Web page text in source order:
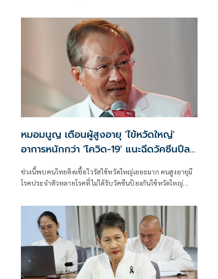
หมอมนูญ เตือนผู้สูงอายุ 'ไข้หวัดใหญ่'
อาการหนักกว่า 'โควิด-19' แนะฉีดวัคซีนปีละ
เข็ม ลดรุนแรง
ช่วงนี้พบคนไทยติดเชื้อไวรัสไข้หวัดใหญ่เยอะมาก คนสูงอายุมี
โรคประจำตัวหลายโรคที่ไม่ได้รับวัคซีนป้องกันไข้หวัดใหญ่